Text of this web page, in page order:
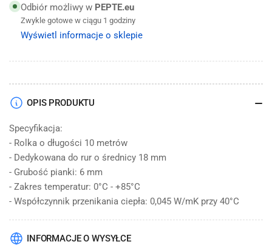
pianki,
czerwona,
średnica
mm,
6
mm,
zwój
mb
pianki,
czerwona,
średnica
mm,
6
mm,
zwój
Odbiór możliwy w PEPTE.eu
Zwykle gotowe w ciągu 1 godziny
Wyświetl informacje o sklepie
OPIS PRODUKTU
Specyfikacja:
- Rolka o długości 10 metrów
- Dedykowana do rur o średnicy 18 mm
- Grubość pianki: 6 mm
- Zakres temperatur: 0°C - +85°C
- Współczynnik przenikania ciepła: 0,045 W/mK przy 40°C
INFORMACJE O WYSYŁCE